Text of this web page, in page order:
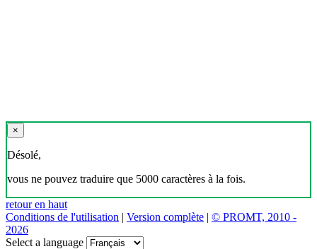
×
Désolé,
vous ne pouvez traduire que 5000 caractères à la fois.
retour en haut
Conditions de l'utilisation | Version complète | © PROMT, 2010 -
2026
Select a language